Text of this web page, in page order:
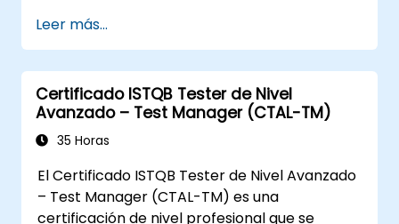
productividad.
Leer más...
Certificado ISTQB Tester de Nivel
Avanzado – Test Manager (CTAL-TM)
35 Horas
El Certificado ISTQB Tester de Nivel Avanzado
– Test Manager (CTAL-TM) es una
certificación de nivel profesional que se